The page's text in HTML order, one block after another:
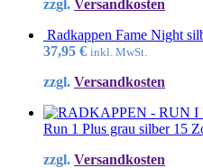
zzgl. Versandkosten
Radkappen Fame Night
Ursprünglicher
war:
37,95 €Aktueller
ist:
inkl. MwSt.
zzgl. Versandkosten
Run 1 Plus grau silber 15
zzgl. Versandkosten